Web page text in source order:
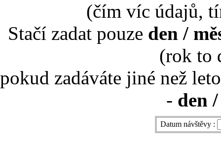
(čím víc údajů,
Stačí zadat pouze den /
(rok to
pokud zadáváte jiné než
- den
Datum návštěvy :